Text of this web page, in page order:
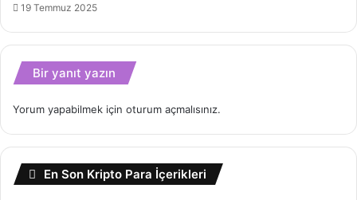
19 Temmuz 2025
Bir yanıt yazın
Yorum yapabilmek için oturum açmalısınız.
En Son Kripto Para İçerikleri